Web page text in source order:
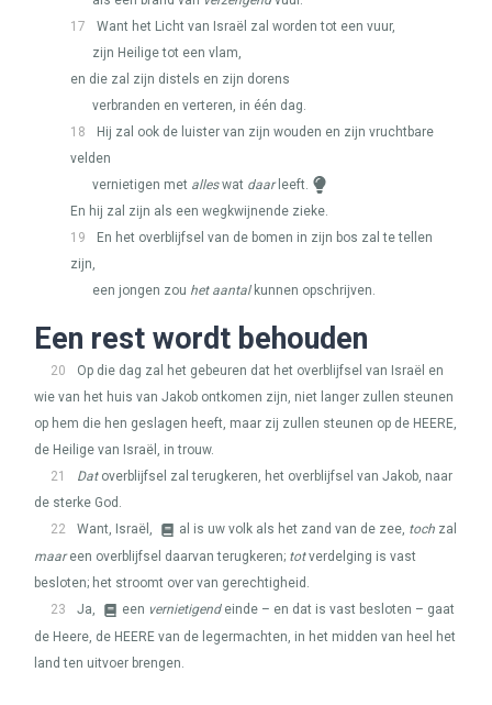
17
Want het Licht van Israël zal worden tot een vuur,
zijn Heilige tot een vlam,
en die zal zijn distels en zijn dorens
verbranden en verteren, in één dag.
18
Hij zal ook de luister van zijn wouden en zijn vruchtbare
velden
vernietigen met alleswat daarleeft.
En hij zal zijn als een wegkwijnende zieke.
19
En het overblijfsel van de bomen in zijn bos zal te tellen
zijn,
een jongen zou het aantalkunnen opschrijven.
Een rest wordt behouden
20
Op die dag zal het gebeuren dat het overblijfsel van Israël en
wie van het huis van Jakob ontkomen zijn, niet langer zullen steunen
op hem die hen geslagen heeft, maar zij zullen steunen op de HEERE,
de Heilige van Israël, in trouw.
21
Datoverblijfsel zal terugkeren, het overblijfsel van Jakob, naar
de sterke God.
22
Want, Israël, al is uw volk als het zand van de zee, toch zal
maareen overblijfsel daarvan terugkeren; totverdelging is vast
besloten; het stroomt over van gerechtigheid.
23
Ja, een vernietigendeinde – en dat is vast besloten – gaat
de Heere, de HEERE van de legermachten, in het midden van heel het
land ten uitvoer brengen.